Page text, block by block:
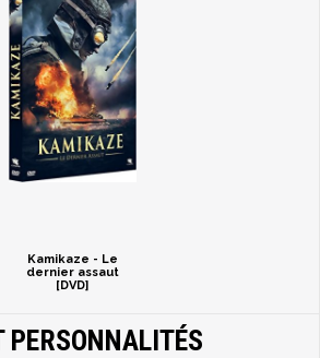
Kamikaze - Le
dernier assaut
[DVD]
PERSONNALITÉS